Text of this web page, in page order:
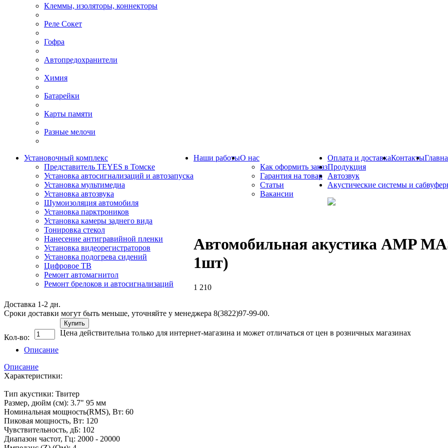
Клеммы, изоляторы, коннекторы
Реле Сокет
Гофра
Автопредохранители
Химия
Батарейки
Карты памяти
Разные мелочи
Установочный комплекс
Представитель TEYES в Томске
Установка автосигнализаций и автозапуска
Установка мультимедиа
Установка автозвука
Шумоизоляция автомобиля
Установка парктроников
Установка камеры заднего вида
Тонировка стекол
Нанесение антигравийной пленки
Установка видеорегистраторов
Установка подогрева сидений
Цифровое ТВ
Ремонт автомагнитол
Ремонт брелоков и автосигнализаций
Наши работыО нас
Как оформить заказ
Гарантия на товар
Статьи
Вакансии
Оплата и доставкаКонтакты
Продукция
Автозвук
Акустические системы и
Автомобильная акустика AMP
1шт)
1 210
Доставка 1-2 дн.
Сроки доставки могут быть меньше, уточняйте у менеджера 8(3822)97-99-00.
Кол-во:
Купить
Цена действительна только для интернет-магазина и может отличаться от цен в розничных магазинах
Описание
Описание
Характеристики:
Тип акустики: Твитер
Размер, дюйм (см): 3.7" 95 мм
Номинальная мощность(RMS), Вт: 60
Пиковая мощность, Вт: 120
Чувствительность, дБ: 102
Диапазон частот, Гц: 2000 - 20000